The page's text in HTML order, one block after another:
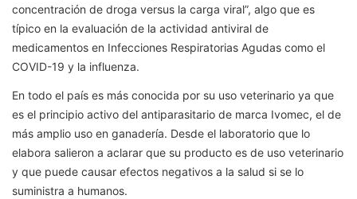
concentración de droga versus la carga viral”, algo que es
típico en la evaluación de la actividad antiviral de
medicamentos en Infecciones Respiratorias Agudas como el
COVID-19 y la influenza.
En todo el país es más conocida por su uso veterinario ya que
es el principio activo del antiparasitario de marca Ivomec, el de
más amplio uso en ganadería. Desde el laboratorio que lo
elabora salieron a aclarar que su producto es de uso veterinario
y que puede causar efectos negativos a la salud si se lo
suministra a humanos.